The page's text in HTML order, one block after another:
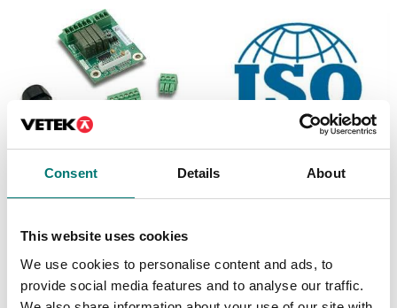
Consent Details About
This website uses cookies
We use cookies to personalise content and ads, to
provide social media features and to analyse our traffic.
DT61XW
Artikelnr: R71-I/O
1 410 kr
Finns i flera varianter
Pris från: 1 999 kr